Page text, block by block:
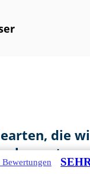
die
bewerten
Bewertungen